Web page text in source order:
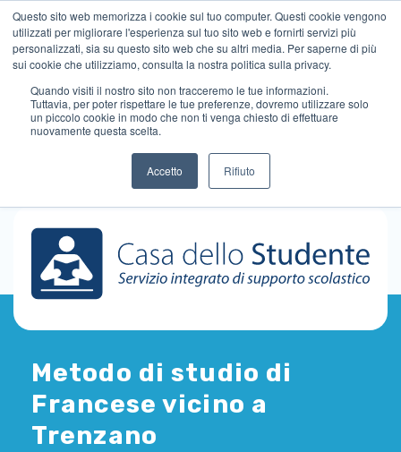
Questo sito web memorizza i cookie sul tuo computer. Questi cookie vengono
utilizzati per migliorare l'esperienza sul tuo sito web e fornirti servizi più
personalizzati, sia su questo sito web che su altri media. Per saperne di più
sui cookie che utilizziamo, consulta la nostra politica sulla privacy.
Quando visiti il ​​nostro sito non tracceremo le tue informazioni.
Tuttavia, per poter rispettare le tue preferenze, dovremo utilizzare solo
un piccolo cookie in modo che non ti venga chiesto di effettuare
nuovamente questa scelta.
Accetto Rifiuto
Metodo di studio di
Francese vicino a
Trenzano